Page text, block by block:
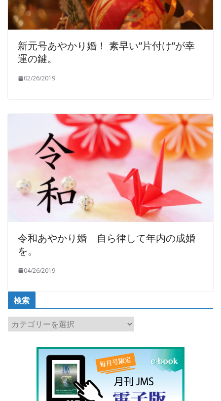
新元号あやかり婚！ 素早い”片付け”が幸
運の鍵。
02/26/2019
令和あやかり婚 自ら律して年内の成婚
を。
04/26/2019
検索
検
索